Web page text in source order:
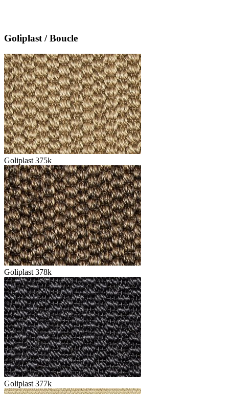
Goliplast / Boucle
Goliplast 375k
Goliplast 378k
Goliplast 377k